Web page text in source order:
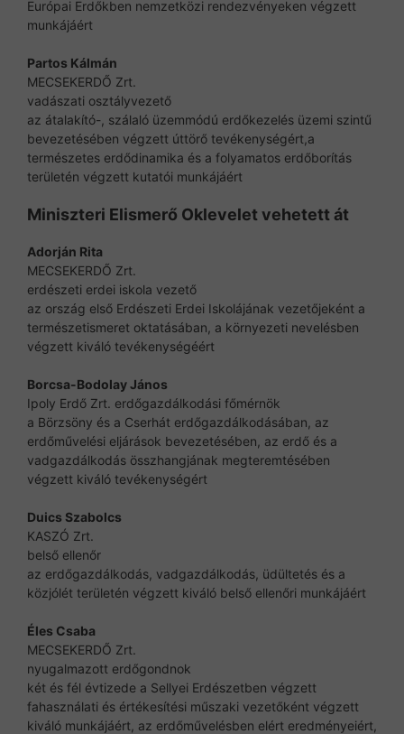
Európai Erdőkben nemzetközi rendezvényeken végzett
munkájáért
Partos Kálmán
MECSEKERDŐ Zrt.
vadászati osztályvezető
az átalakító-, szálaló üzemmódú erdőkezelés üzemi szintű
bevezetésében végzett úttörő tevékenységért,a
természetes erdődinamika és a folyamatos erdőborítás
területén végzett kutatói munkájáért
Miniszteri Elismerő Oklevelet vehetett át
Adorján Rita
MECSEKERDŐ Zrt.
erdészeti erdei iskola vezető
az ország első Erdészeti Erdei Iskolájának vezetőjeként a
természetismeret oktatásában, a környezeti nevelésben
végzett kiváló tevékenységéért
Borcsa-Bodolay János
Ipoly Erdő Zrt. erdőgazdálkodási főmérnök
a Börzsöny és a Cserhát erdőgazdálkodásában, az
erdőművelési eljárások bevezetésében, az erdő és a
vadgazdálkodás összhangjának megteremtésében
végzett kiváló tevékenységért
Duics Szabolcs
KASZÓ Zrt.
belső ellenőr
az erdőgazdálkodás, vadgazdálkodás, üdültetés és a
közjólét területén végzett kiváló belső ellenőri munkájáért
Éles Csaba
MECSEKERDŐ Zrt.
nyugalmazott erdőgondnok
két és fél évtizede a Sellyei Erdészetben végzett
fahasználati és értékesítési műszaki vezetőként végzett
kiváló munkájáért, az erdőművelésben elért eredményeiért,